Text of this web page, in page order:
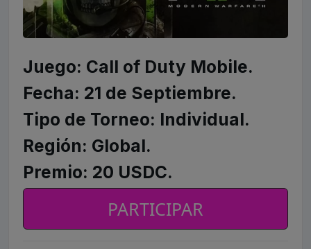
Juego: Call of Duty Mobile.
Fecha: 21 de Septiembre.
Tipo de Torneo: Individual.
Región: Global.
Premio: 20 USDC.
PARTICIPAR